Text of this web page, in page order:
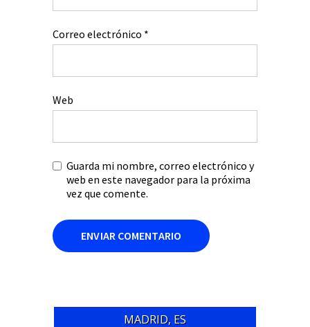
Correo electrónico *
Web
Guarda mi nombre, correo electrónico y
web en este navegador para la próxima
vez que comente.
MADRID, ES